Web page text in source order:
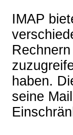
IMAP
haben.
seine